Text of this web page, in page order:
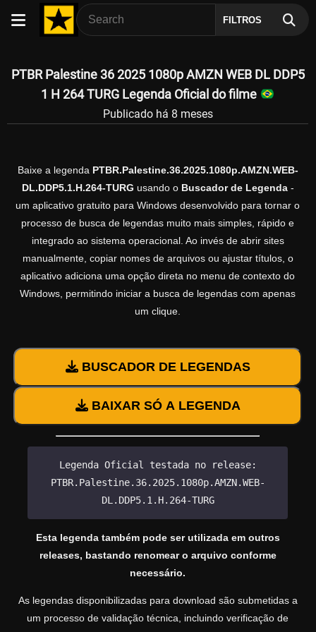
FILTROS
PTBR Palestine 36 2025 1080p AMZN WEB DL DDP5
1 H 264 TURG Legenda Oficial do filme
Publicado há 8 meses
Baixe a legenda PTBR.Palestine.36.2025.1080p.AMZN.WEB-
DL.DDP5.1.H.264-TURG usando o Buscador de Legenda-
um aplicativo gratuito para Windows desenvolvido para tornar o
processo de busca de legendas muito mais simples, rápido e
integrado ao sistema operacional. Ao invés de abrir sites
manualmente, copiar nomes de arquivos ou ajustar títulos, o
aplicativo adiciona uma opção direta no menu de contexto do
Windows, permitindo iniciar a busca de legendas com apenas
um clique.
BUSCADOR DE LEGENDAS
BAIXAR SÓ A LEGENDA
Legenda Oficial testada no release:
PTBR.Palestine.36.2025.1080p.AMZN.WEB-
DL.DDP5.1.H.264-TURG
Esta legenda também pode ser utilizada em outros
releases, bastando renomear o arquivo conforme
necessário.
As legendas disponibilizadas para download são submetidas a
um processo de validação técnica, incluindo verificação de